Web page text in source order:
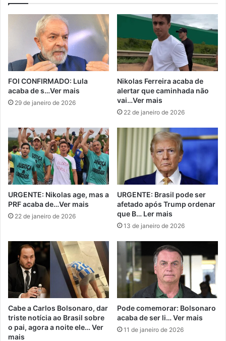
FOI CONFIRMADO: Lula
acaba de s…Ver mais
29 de janeiro de 2026
Nikolas Ferreira acaba de
alertar que caminhada não
vai…Ver mais
22 de janeiro de 2026
URGENTE: Nikolas age, mas a
PRF acaba de…Ver mais
22 de janeiro de 2026
URGENTE: Brasil pode ser
afetado após Trump ordenar
que B… Ler mais
13 de janeiro de 2026
Cabe a Carlos Bolsonaro, dar
triste notícia ao Brasil sobre
o pai, agora a noite ele… Ver
mais
Pode comemorar: Bolsonaro
acaba de ser li… Ver mais
11 de janeiro de 2026